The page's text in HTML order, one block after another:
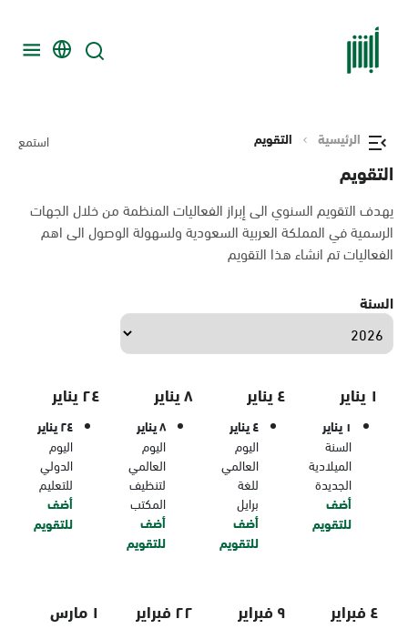
الرئيسية التقويم استمع
التقويم
يهدف التقويم السنوي الى إبراز الفعاليات المنظمة من خلال الجهات
الرسمية في المملكة العربية السعودية ولسهولة الوصول الى اهم
الفعاليات تم انشاء هذا التقويم
السنة
١ يناير
١ يناير
السنة
الميلادية
الجديدة
أضف
للتقويم
٤ يناير
٤ يناير
اليوم
العالمي
للغة
برايل
أضف
للتقويم
٨ يناير
٨ يناير
اليوم
العالمي
لتنظيف
المكتب
أضف
للتقويم
٢٤ يناير
٢٤ يناير
اليوم
الدولي
للتعليم
أضف
للتقويم
٤ فبراير ٩ فبراير ٢٢ فبراير ١ مارس